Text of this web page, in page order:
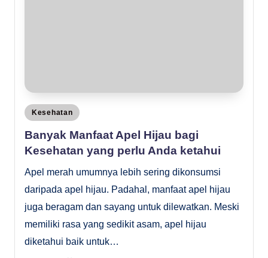
Posted
Kesehatan
Banyak Manfaat Apel Hijau bagi
Kesehatan yang perlu Anda ketahui
Apel merah umumnya lebih sering dikonsumsi
daripada apel hijau. Padahal, manfaat apel hijau
juga beragam dan sayang untuk dilewatkan. Meski
memiliki rasa yang sedikit asam, apel hijau
diketahui baik untuk…